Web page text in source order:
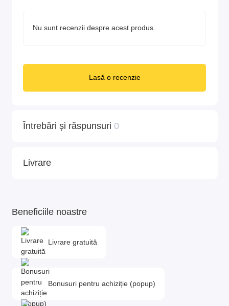
Nu sunt recenzii despre acest produs.
Lasă o recenzie
Întrebări și răspunsuri 0
Livrare
Beneficiile noastre
Livrare gratuită
Bonusuri pentru achiziție (popup)